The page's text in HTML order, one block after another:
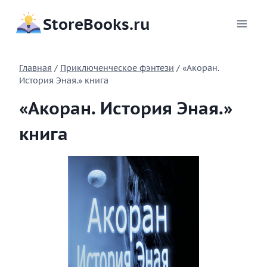
содержимому
StoreBooks.ru
Главная / Приключенческое фэнтези / «Акоран.
История Эная.» книга
«Акоран. История Эная.»
книга